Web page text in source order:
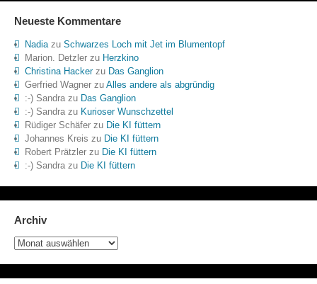
Neueste Kommentare
Nadiazu Schwarzes Loch mit Jet im Blumentopf
Marion. Detzlerzu Herzkino
Christina Hackerzu Das Ganglion
Gerfried Wagnerzu Alles andere als abgründig
:-) Sandrazu Das Ganglion
:-) Sandrazu Kurioser Wunschzettel
Rüdiger Schäferzu Die KI füttern
Johannes Kreis zu Die KI füttern
Robert Prätzlerzu Die KI füttern
:-) Sandrazu Die KI füttern
Archiv
Archiv